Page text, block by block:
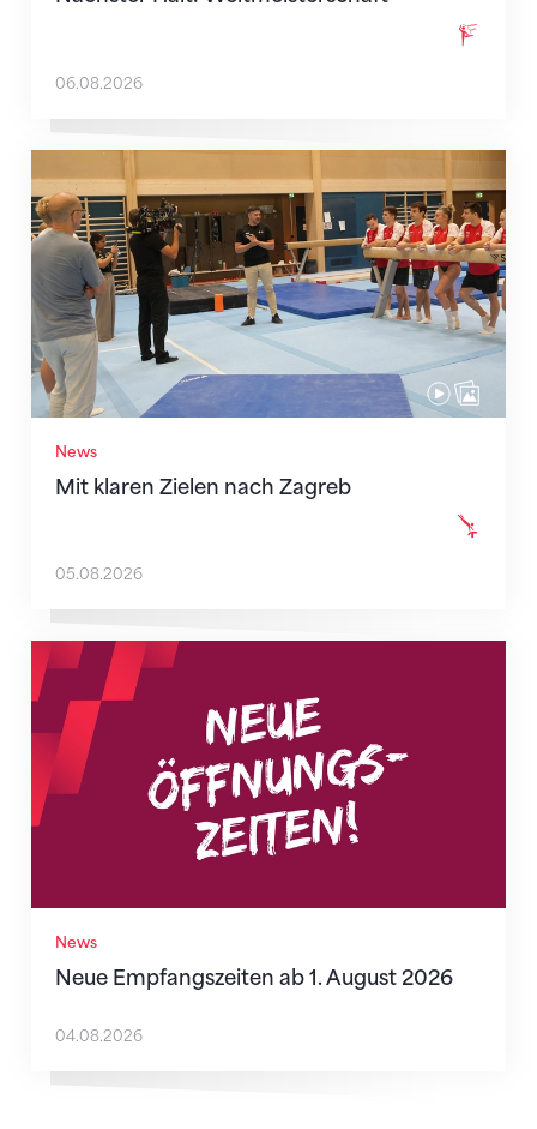
06.08.2026
News
Mit klaren Zielen nach Zagreb
Mit klaren Zielen nach Zagreb
05.08.2026
News
Neue Empfangszeiten ab 1. August 2026
Neue Empfangszeiten ab 1. August 2026
04.08.2026